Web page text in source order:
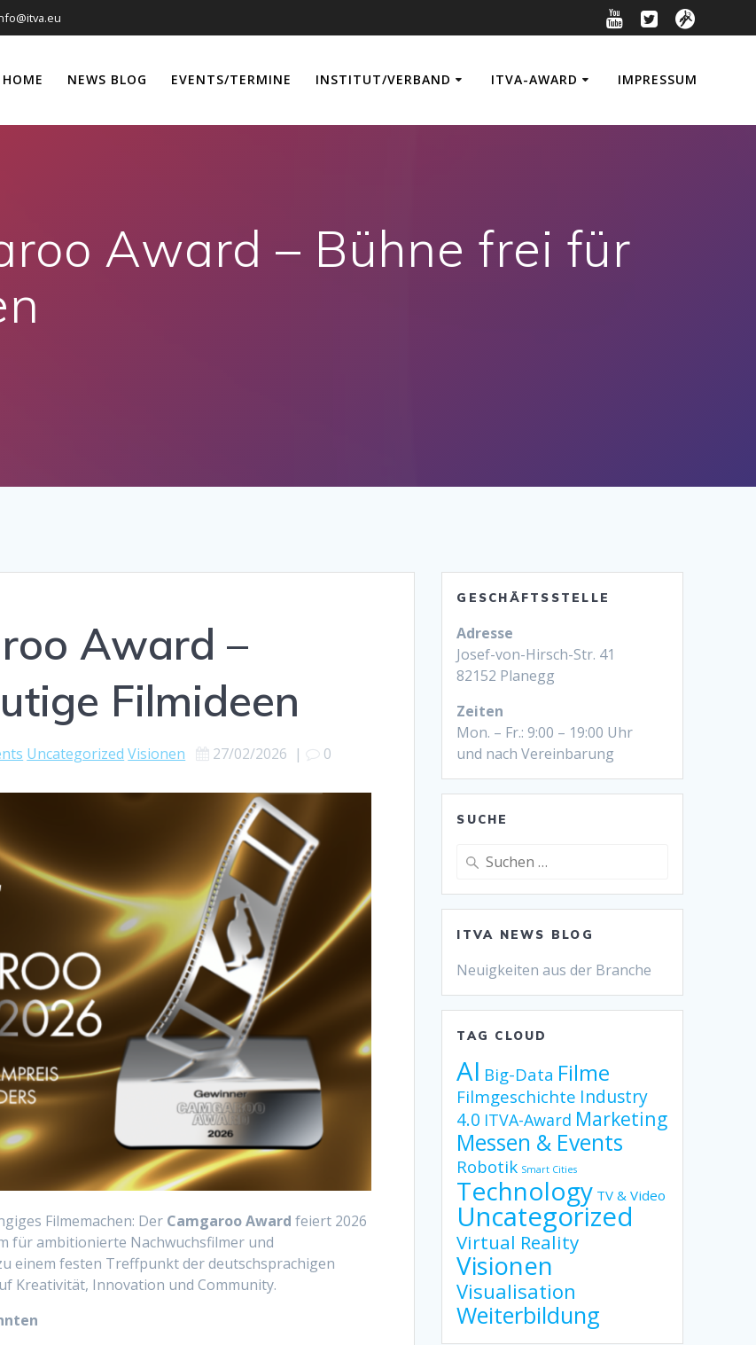
HOME NEWS BLOG EVENTS/TERMINE INSTITUT/VERBAND ITVA-AWARD IMPRESSUM
Award – Bühne frei für
Award –
Filmideen
Uncategorized Visionen 27/02/2026 | 0
Filmemachen: Der Camgaroo Award feiert 2026
für ambitionierte Nachwuchsfilmer und
einem festen Treffpunkt der deutschsprachigen
Kreativität, Innovation und Community.
GESCHÄFTSSTELLE
Adresse
Josef-von-Hirsch-Str. 41
82152 Planegg
Zeiten
Mon. – Fr.: 9:00 – 19:00 Uhr
und nach Vereinbarung
SUCHE
Suche
ITVA NEWS BLOG
Neuigkeiten aus der Branche
TAG CLOUD
AI Big-Data Filme
Filmgeschichte Industry
4.0 ITVA-Award Marketing
Messen & Events
Robotik Smart Cities
Technology TV & Video
Uncategorized
Virtual Reality
Visionen
Visualisation
Weiterbildung